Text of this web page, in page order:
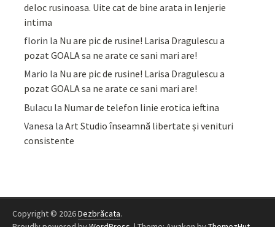
deloc rusinoasa. Uite cat de bine arata in lenjerie
intima
florin la Nu are pic de rusine! Larisa Dragulescu a
pozat GOALA sa ne arate ce sani mari are!
Mario la Nu are pic de rusine! Larisa Dragulescu a
pozat GOALA sa ne arate ce sani mari are!
Bulacu la Numar de telefon linie erotica ieftina
Vanesa laArt Studio înseamnă libertate și venituri
consistente
Copyright © 2026Dezbrăcata.